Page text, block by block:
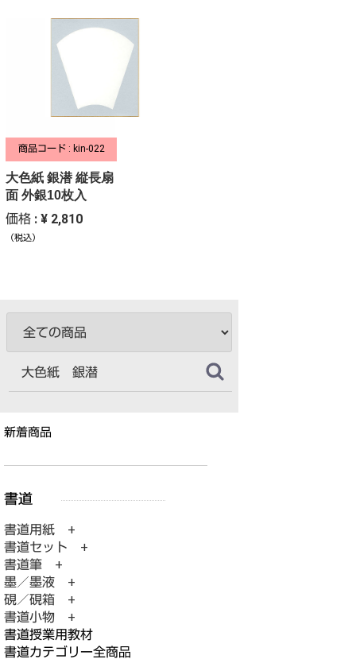
商品コード : kin-022
大色紙 銀潜 縦長扇
面 外銀10枚入
価格 : ¥ 2,810
（税込）
新着商品
書道用紙 +
書道セット +
書道筆 +
墨／墨液 +
硯／硯箱 +
書道小物 +
書道授業用教材
書道カテゴリー全商品